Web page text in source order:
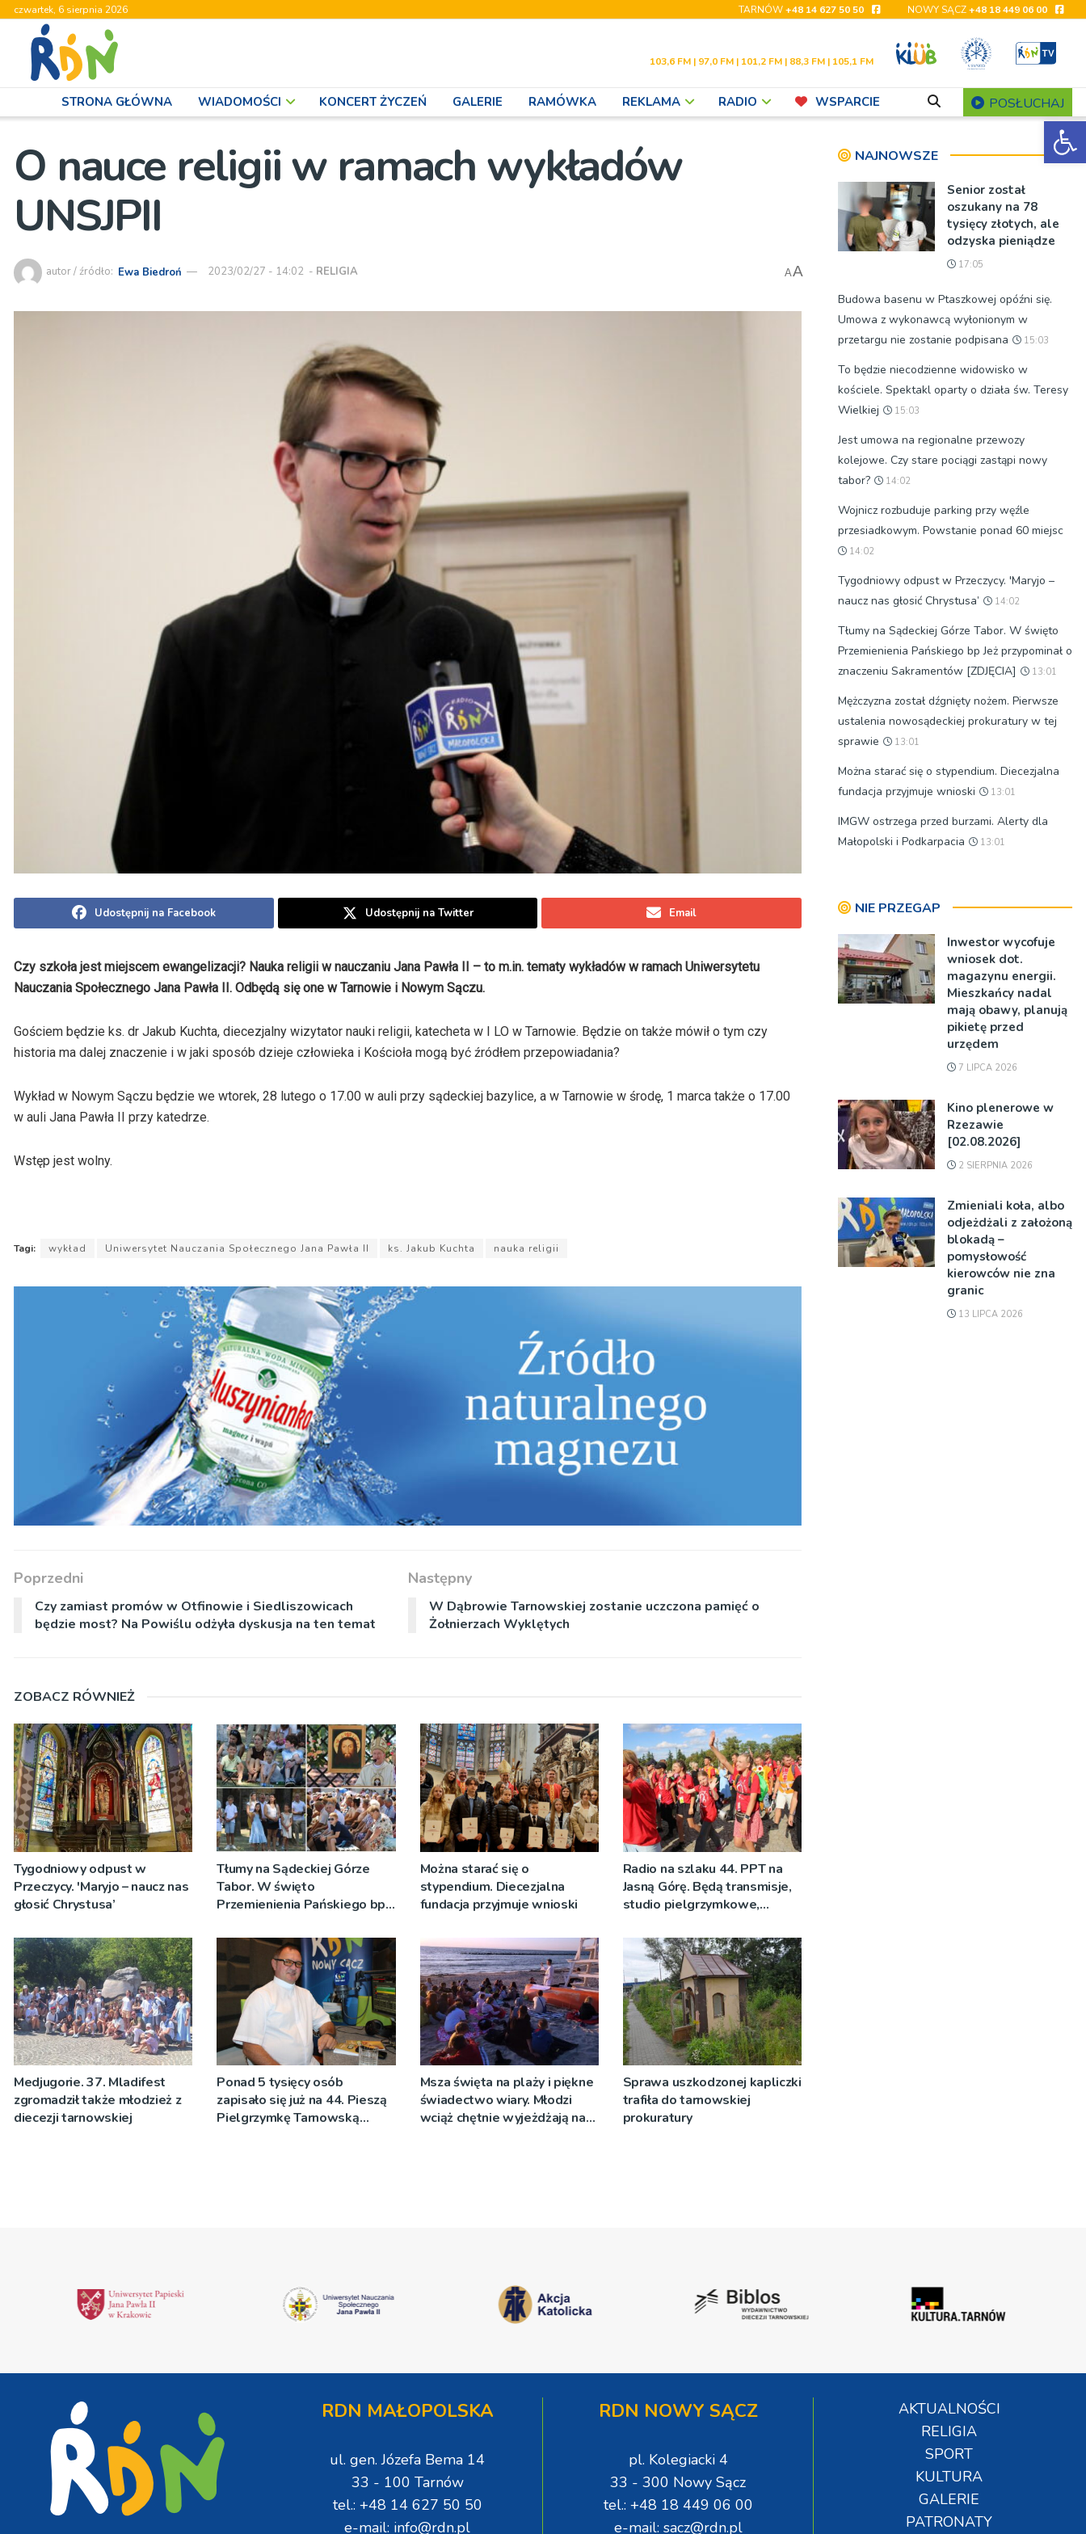
czwartek, 6 sierpnia 2026 TARNÓW+48 14 627 50 50 NOWY SĄCZ+48 18 449 06 00
103,6 FM | 97,0 FM | 101,2 FM | 88,3 FM | 105,1 FM
STRONA GŁÓWNA WIADOMOŚCI KONCERT ŻYCZEŃ GALERIE RAMÓWKA REKLAMA RADIO WSPARCIE POSŁUCHAJ
O nauce religii w ramach wykładów
UNSJPII
autor / źródło: Ewa Biedroń 2023/02/27 - 14:02 - RELIGIA AA
Udostępnij na Facebook Udostępnij na Twitter Email
Czy szkoła jest miejscem ewangelizacji? Nauka religii w nauczaniu Jana Pawła II – to m.in. tematy wykładów w ramach Uniwersytetu
Nauczania Społecznego Jana Pawła II. Odbędą się one w Tarnowie i Nowym Sączu.
Gościem będzie ks. dr Jakub Kuchta, diecezjalny wizytator nauki religii, katecheta w I LO w Tarnowie. Będzie on także mówił o tym czy
historia ma dalej znaczenie i w jaki sposób dzieje człowieka i Kościoła mogą być źródłem przepowiadania?
Wykład w Nowym Sączu będzie we wtorek, 28 lutego o 17.00 w auli przy sądeckiej bazylice, a w Tarnowie w środę, 1 marca także o 17.00
w auli Jana Pawła II przy katedrze.
Wstęp jest wolny.
Tagi: wykład Uniwersytet Nauczania Społecznego Jana Pawła II ks. Jakub Kuchta nauka religii
Poprzedni
Czy zamiast promów w Otfinowie i Siedliszowicach
będzie most? Na Powiślu odżyła dyskusja na ten temat
Następny
W Dąbrowie Tarnowskiej zostanie uczczona pamięć o
Żołnierzach Wyklętych
ZOBACZ RÓWNIEŻ
Tygodniowy odpust w
Przeczycy. 'Maryjo – naucz nas
głosić Chrystusa’
Tłumy na Sądeckiej Górze
Tabor. W święto
Przemienienia Pańskiego bp
Sakramentów [ZDJĘCIA]
Można starać się o
stypendium. Diecezjalna
fundacja przyjmuje wnioski
Radio na szlaku 44. PPT na
Jasną Górę. Będą transmisje,
studio pielgrzymkowe,
Medjugorie. 37. Mladifest
zgromadził także młodzież z
diecezji tarnowskiej
Ponad 5 tysięcy osób
zapisało się już na 44. Pieszą
Pielgrzymkę Tarnowską
Msza święta na plaży i piękne
świadectwo wiary. Młodzi
wciąż chętnie wyjeżdżają na
Sprawa uszkodzonej kapliczki
trafiła do tarnowskiej
prokuratury
NAJNOWSZE
Senior został
oszukany na 78
tysięcy złotych, ale
odzyska pieniądze
17:05
Budowa basenu w Ptaszkowej opóźni się.
Umowa z wykonawcą wyłonionym w
przetargu nie zostanie podpisana
15:03
To będzie niecodzienne widowisko w
kościele. Spektakl oparty o działa św. Teresy
Wielkiej
15:03
Jest umowa na regionalne przewozy
kolejowe. Czy stare pociągi zastąpi nowy
tabor?
14:02
Wojnicz rozbuduje parking przy węźle
przesiadkowym. Powstanie ponad 60 miejsc
14:02
Tygodniowy odpust w Przeczycy. 'Maryjo –
naucz nas głosić Chrystusa’
14:02
Tłumy na Sądeckiej Górze Tabor. W święto
Przemienienia Pańskiego bp Jeż przypominał o
znaczeniu Sakramentów [ZDJĘCIA]
13:01
Mężczyzna został dźgnięty nożem. Pierwsze
ustalenia nowosądeckiej prokuratury w tej
sprawie
13:01
Można starać się o stypendium. Diecezjalna
fundacja przyjmuje wnioski
13:01
IMGW ostrzega przed burzami. Alerty dla
Małopolski i Podkarpacia
13:01
NIE PRZEGAP
Inwestor wycofuje
wniosek dot.
magazynu energii.
Mieszkańcy nadal
mają obawy, planują
pikietę przed
urzędem
7 LIPCA 2026
Kino plenerowe w
Rzezawie
[02.08.2026]
2 SIERPNIA 2026
Zmieniali koła, albo
odjeżdżali z założoną
blokadą –
pomysłowość
kierowców nie zna
granic
13 LIPCA 2026
RDN MAŁOPOLSKA
ul. gen. Józefa Bema 14
33 - 100 Tarnów
tel.: +48 14 627 50 50
e-mail: info@rdn.pl
RDN NOWY SĄCZ
pl. Kolegiacki 4
33 - 300 Nowy Sącz
tel.: +48 18 449 06 00
e-mail: sacz@rdn.pl
AKTUALNOŚCI
RELIGIA
SPORT
KULTURA
GALERIE
PATRONATY